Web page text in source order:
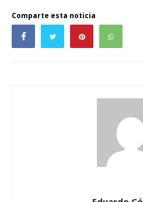
Comparte esta noticia